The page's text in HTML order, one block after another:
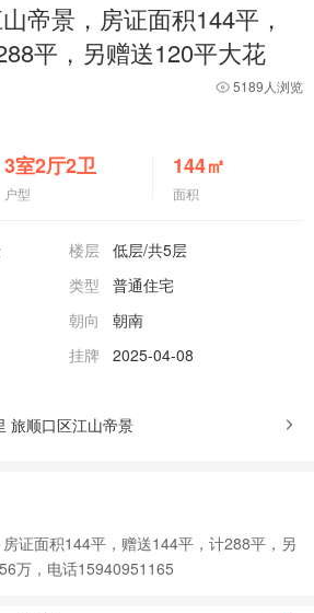
帝景，房证面积144平，
平，另赠送120平大花
5189人浏览
3室2厅2卫
户型
144㎡
面积
楼层 低层/共5层
类型
普通住宅
朝向
朝南
挂牌
2025-04-08
旅顺口区江山帝景
证面积144平，赠送144平，计288平，另
万，电话15940951165